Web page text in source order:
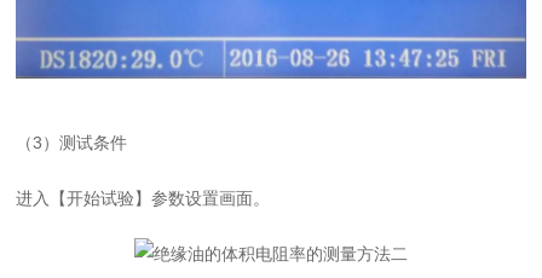
（3）测试条件
进入【开始试验】参数设置画面。